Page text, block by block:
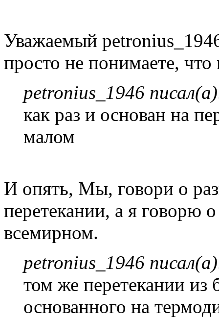
Уважаемый
просто не понимаете,
petronius_1946
как раз и основан на
малом
И опять, Мы, говори о
перетекании, а я говорю
всемирном.
petronius_1946
том же перетекании
основанного на